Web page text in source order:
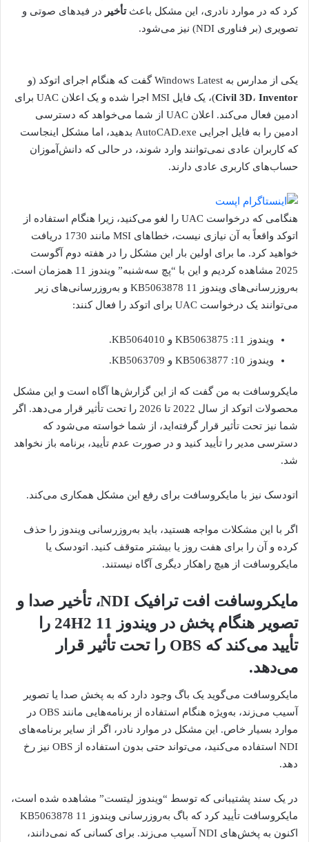
کرد که در موارد نادری، این مشکل باعثتأخیر در فیدهای صوتی و
تصویری (بر فناوری NDI) نیز می‌شود.
یکی از مدارس به Windows Latest گفت که هنگام اجرای اتوکد (و
Civil 3D، Inventor
)، یک فایل MSI اجرا شده و یک اعلان UAC برای
ادمین فعال می‌کند. اعلان UAC از شما می‌خواهد که دسترسی
ادمین را به فایل اجرایی AutoCAD.exe بدهید، اما مشکل اینجاست
که کاربران عادی نمی‌توانند وارد شوند، در حالی که دانش‌آموزان
حساب‌های کاربری عادی دارند.
هنگامی که درخواست UAC را لغو می‌کنید، زیرا هنگام استفاده از
اتوکد واقعاً به آن نیازی نیست، خطاهای MSI مانند 1730 دریافت
خواهید کرد. ما برای اولین بار این مشکل را در هفته دوم آگوست
2025 مشاهده کردیم و این با “پچ سه‌شنبه” ویندوز 11 همزمان است.
به‌روزرسانی‌های ویندوز 11 KB5063878 و به‌روزرسانی‌های زیر
می‌توانند یک درخواست UAC برای اتوکد را فعال کنند:
ویندوز 11: KB5063875 و KB5064010.
ویندوز 10: KB5063877 و KB5063709.
مایکروسافت به من گفت که از این گزارش‌ها آگاه است و این مشکل
محصولات اتوکد از سال 2022 تا 2026 را تحت تأثیر قرار می‌دهد. اگر
شما نیز تحت تأثیر قرار گرفته‌اید، از شما خواسته می‌شود که
دسترسی مدیر را تأیید کنید و در صورت عدم تأیید، برنامه باز نخواهد
شد.
اتودسک نیز با مایکروسافت برای رفع این مشکل همکاری می‌کند.
اگر با این مشکلات مواجه هستید، باید به‌روزرسانی ویندوز را حذف
کرده و آن را برای هفت روز یا بیشتر متوقف کنید. اتودسک یا
مایکروسافت از هیچ راهکار دیگری آگاه نیستند.
مایکروسافت افت ترافیک NDI، تأخیر صدا و
تصویر هنگام پخش در ویندوز 11 24H2 را
تأیید می‌کند که OBS را تحت تأثیر قرار
می‌دهد.
مایکروسافت می‌گوید یک باگ وجود دارد که به پخش صدا یا تصویر
آسیب می‌زند، به‌ویژه هنگام استفاده از برنامه‌هایی مانند OBS در
موارد بسیار خاص. این مشکل در موارد نادر، اگر از سایر برنامه‌های
NDI استفاده می‌کنید، می‌تواند حتی بدون استفاده از OBS نیز رخ
دهد.
در یک سند پشتیبانی که توسط “ویندوز لیتست” مشاهده شده است،
مایکروسافت تأیید کرد که باگ به‌روزرسانی ویندوز 11 KB5063878
اکنون به پخش‌های NDI آسیب می‌زند. برای کسانی که نمی‌دانند،